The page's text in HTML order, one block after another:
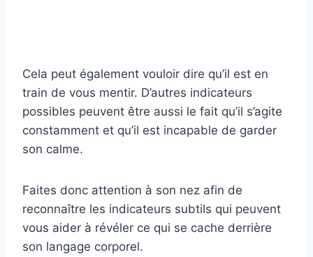
Cela peut également vouloir dire qu’il est en
train de vous mentir. D’autres indicateurs
possibles peuvent être aussi le fait qu’il s’agite
constamment et qu’il est incapable de garder
son calme.
Faites donc attention à son nez afin de
reconnaître les indicateurs subtils qui peuvent
vous aider à révéler ce qui se cache derrière
son langage corporel.